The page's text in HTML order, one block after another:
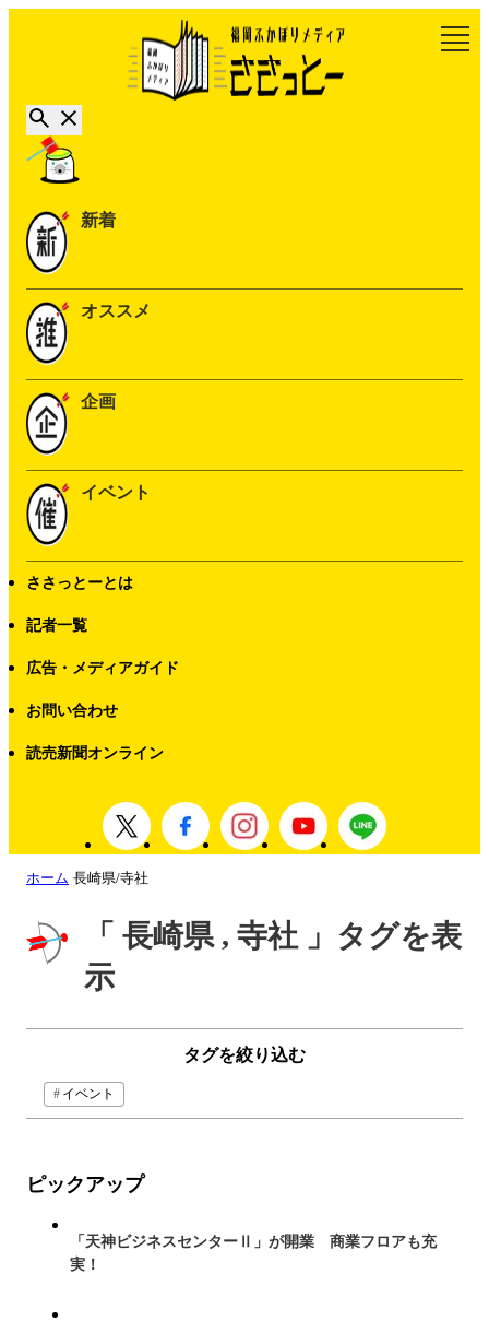
新着
オススメ
企画
イベント
ささっとーとは
記者一覧
広告・メディアガイド
お問い合わせ
読売新聞オンライン
ホーム 長崎県/寺社
「 長崎県 , 寺社 」タグを表
示
タグを絞り込む
イベント
ピックアップ
「天神ビジネスセンターⅡ」が開業 商業フロアも充
実！